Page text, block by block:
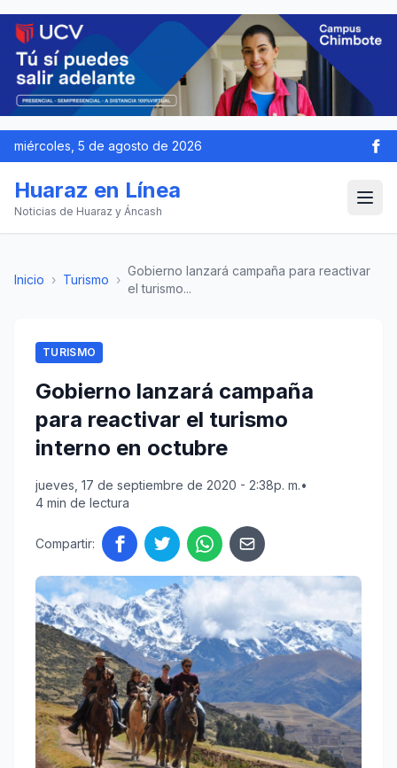
miércoles, 5 de agosto de 2026
Huaraz en Línea
Noticias de Huaraz y Áncash
Inicio › Turismo ›
Gobierno lanzará campaña para reactivar
el turismo...
TURISMO
Gobierno lanzará campaña
para reactivar el turismo
interno en octubre
jueves, 17 de septiembre de 2020 - 2:38p. m.•
4 min de lectura
Compartir: